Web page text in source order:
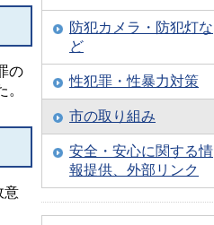
の
意
防犯カメラ・防犯灯な
ど
性犯罪・性暴力対策
市の取り組み
安全・安心に関する情
報提供、外部リンク